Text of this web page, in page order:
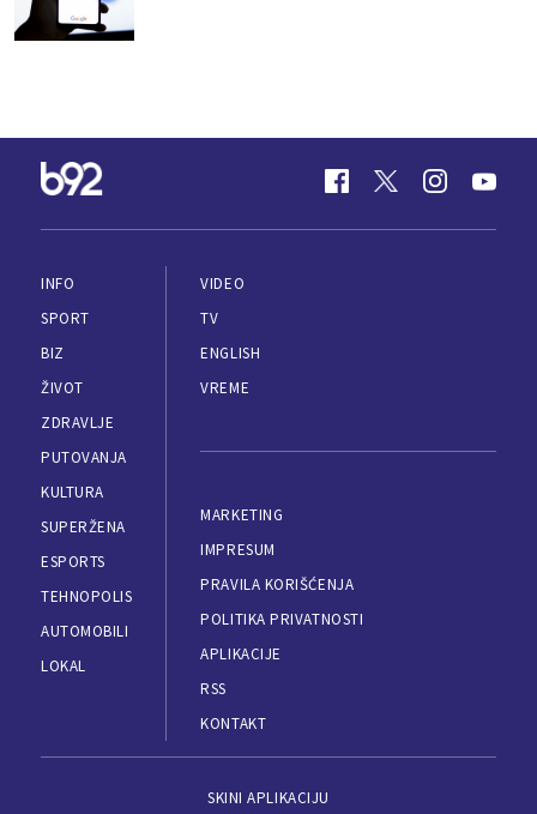
INFO
SPORT
BIZ
ŽIVOT
ZDRAVLJE
PUTOVANJA
KULTURA
SUPERŽENA
ESPORTS
TEHNOPOLIS
AUTOMOBILI
LOKAL
VIDEO
TV
ENGLISH
VREME
MARKETING
IMPRESUM
PRAVILA KORIŠĆENJA
POLITIKA PRIVATNOSTI
APLIKACIJE
RSS
KONTAKT
SKINI APLIKACIJU